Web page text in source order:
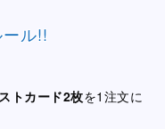
ル!!
トカード2枚を1注文に